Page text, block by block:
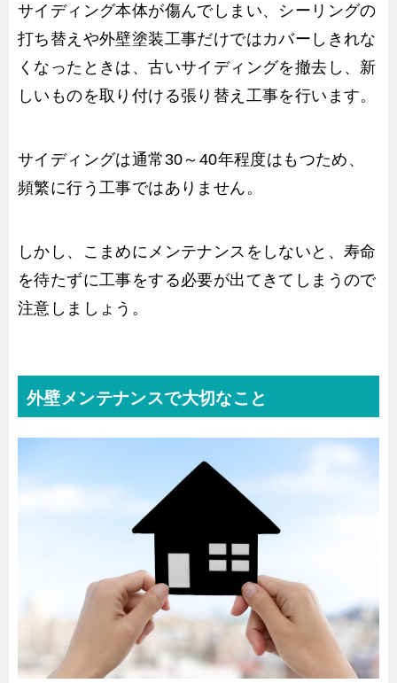
サイディング本体が傷んでしまい、シーリングの
打ち替えや外壁塗装工事だけではカバーしきれな
くなったときは、古いサイディングを撤去し、新
しいものを取り付ける張り替え工事を行います。
サイディングは通常30～40年程度はもつため、
頻繁に行う工事ではありません。
しかし、こまめにメンテナンスをしないと、寿命
を待たずに工事をする必要が出てきてしまうので
注意しましょう。
外壁メンテナンスで大切なこと